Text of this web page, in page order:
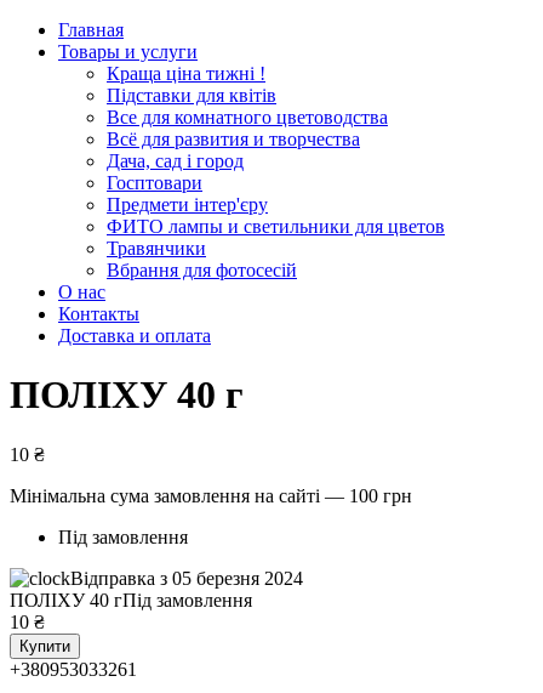
Главная
Товары и услуги
Краща ціна тижні !
Підставки для квітів
Все для комнатного цветоводства
Всё для развития и творчества
Дача, сад і город
Госптовари
Предмети інтер'єру
ФИТО лампы и светильники для цветов
Травянчики
Вбрання для фотосесій
О нас
Контакты
Доставка и оплата
ПОЛІХУ 40 г
10 ₴
Мінімальна сума замовлення на сайті — 100 грн
Під замовлення
Відправка з 05 березня 2024
ПОЛІХУ 40 гПід замовлення
10 ₴
Купити
+380953033261